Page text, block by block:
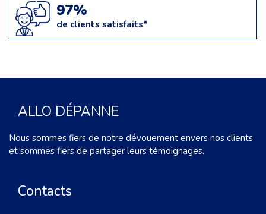
97%
de clients satisfaits*
ALLO DÉPANNE
Nous sommes fiers de notre dévouement envers nos clients
et sommes fiers de partager leurs témoignages.
Contacts